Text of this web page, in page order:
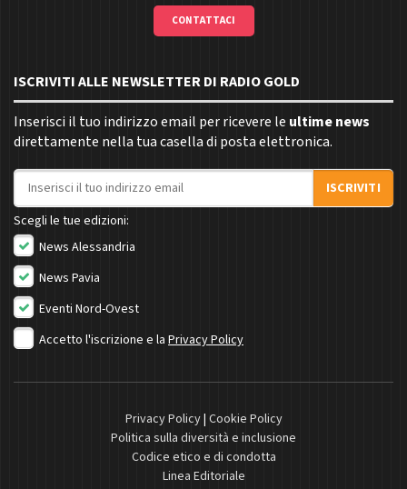
CONTATTACI
ISCRIVITI ALLE NEWSLETTER DI RADIO GOLD
Inserisci il tuo indirizzo email per ricevere le ultime news
direttamente nella tua casella di posta elettronica.
Indirizzo email
ISCRIVITI
Scegli le tue edizioni:
News Alessandria
News Pavia
Eventi Nord-Ovest
Accetto l'iscrizione e la Privacy Policy
Privacy Policy| Cookie Policy
Politica sulla diversità e inclusione
Codice etico e di condotta
Linea Editoriale